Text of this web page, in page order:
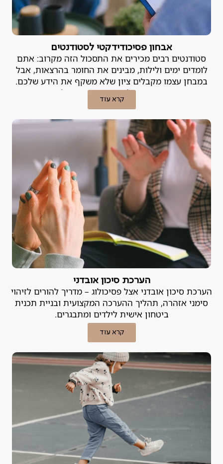
אבחון פסיכודידקטי לסטודנטים
סטודנטים רבים מכירים את התסכול הזה מקרוב: אתם
לומדים ימים ולילות, מבינים את החומר בהרצאות, אבל
במבחן עצמו מקבלים ציון שלא משקף את הידע שלכם.
הפער הזה, בין האינטליגנציה וההשקעה לבין התוצאות
בשטח, הוא נורה אדומה. במקרים רבים, לא מדובר ב"חוסר
אבחון פסיכודידקטי הוא הכלי המקצועי שנועד לאתר את
הבעיה ולמצוא לה פתרון.
קרא עוד
הערכת סיכון אובדני
הערכת סיכון אובדני אצל פסיכולוג – מדריך להורים לזיהוי
סימני אזהרה, תהליך ההערכה המקצועית ובניית תכנית
ביטחון אישית לילדים ומתבגרים.
קרא עוד